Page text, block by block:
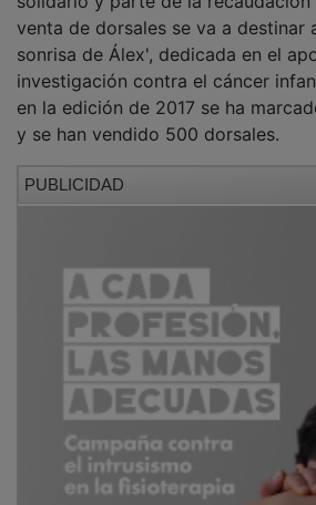
venta de dorsales se va a destinar
sonrisa de Álex', dedicada en el
investigación contra el cáncer
en la edición de 2017 se ha
y se han vendido 500 dorsales.